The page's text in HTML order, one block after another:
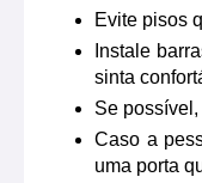
Evite pisos
Instale
sinta
Se
Caso a
uma porta